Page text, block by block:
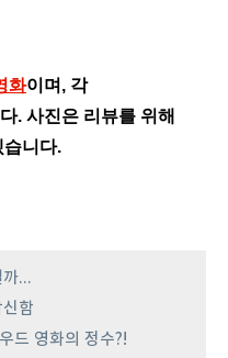
화이며, 각
. 사진은 리뷰를 위해
습니다.
...
함
드 영화의 정수?!